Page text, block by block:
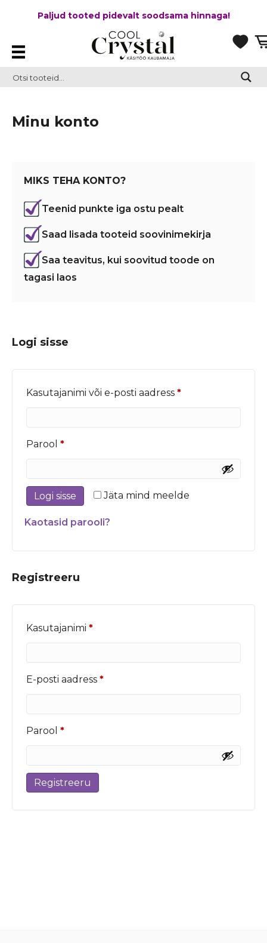
Paljud tooted pidevalt soodsama hinnaga!
Minu konto
MIKS TEHA KONTO?
Teenid punkte iga ostu pealt
Saad lisada tooteid soovinimekirja
Saa teavitus, kui soovitud toode on
tagasi laos
Logi sisse
Kasutajanimi või e-posti aadress *Nõutud
Parool *Nõutud
Jäta mind meelde
Logi sisse
Kaotasid parooli?
Registreeru
Kasutajanimi *Nõutud
E-posti aadress *Nõutud
Parool *Nõutud
Registreeru